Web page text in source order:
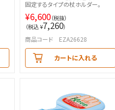
固定するタイプの杖ホルダー。
¥6,600（税抜）
（税込 ¥7,260）
商品コード EZA26628
カートに入れる